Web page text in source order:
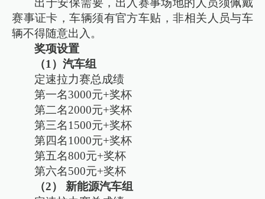
赛事证卡，车辆须有官方车贴，非相关人员与车
辆不得随意出入。
奖项设置
（1）汽车组
定速拉力赛总成绩
第一名3000元+奖杯
第二名2000元+奖杯
第三名1500元+奖杯
第四名1000元+奖杯
第五名800元+奖杯
第六名500元+奖杯
（2） 新能源汽车组